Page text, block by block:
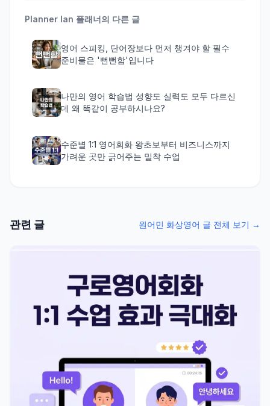
Planner Ian 플래너의 다른 글
영어 스피킹, 단어장보다 먼저 챙겨야 할 필수
준비물은 '뻔뻔함'입니다
나만의 영어 학습법 성향도 실력도 모두 다르신
데 왜 똑같이 공부하시나요?
수준별 1:1 영어회화 왕초보부터 비즈니스까지
가려운 곳만 긁어주는 밀착 수업
관련 글 원어민 화상영어 글 전체 보기 →